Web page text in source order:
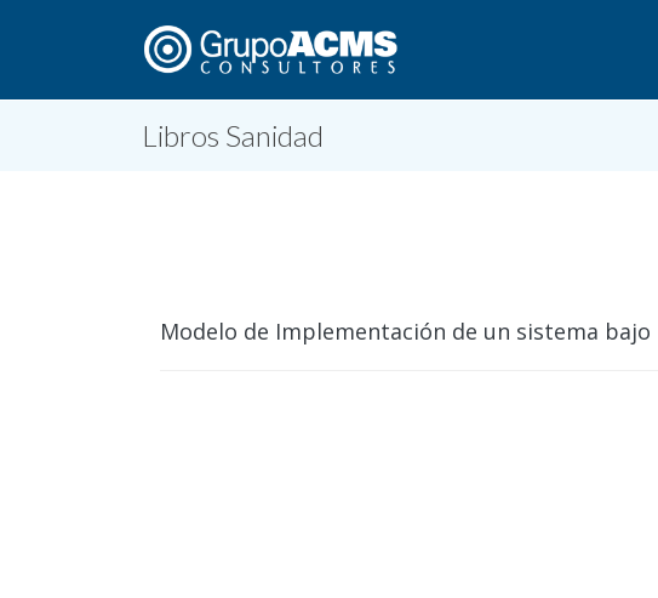
Libros Sanidad
Modelo de Implementación de un sistema bajo